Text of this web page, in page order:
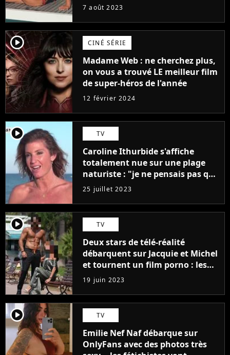
7 août 2023
player2 CINÉ SÉRIE
Madame Web : ne cherchez plus,
on vous a trouvé LE meilleur film
de super-héros de l'année
12 février 2024
player2 TV
Caroline Ithurbide s'affiche
totalement nue sur une plage
naturiste : "je ne pensais pas que
j'arriverais à le faire..."
25 juillet 2023
player2 TV
Deux stars de télé-réalité
débarquent sur Jacquie et Michel
et tournent un film porno : les
premières images du tournage
(exclu)
19 juin 2023
player2 TV
Emilie Nef Naf débarque sur
OnlyFans avec des photos très